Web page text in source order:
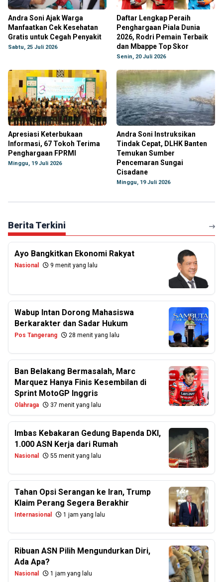
Andra Soni Ajak Warga
Manfaatkan Cek Kesehatan
Gratis untuk Cegah Penyakit
Sabtu, 25 Juli 2026
Daftar Lengkap Peraih
Penghargaan Piala Dunia
2026, Rodri Pemain Terbaik
dan Mbappe Top Skor
Senin, 20 Juli 2026
Apresiasi Keterbukaan
Informasi, 67 Tokoh Terima
Penghargaan FPRMI
Minggu, 19 Juli 2026
Andra Soni Instruksikan
Tindak Cepat, DLHK Banten
Temukan Sumber
Pencemaran Sungai
Cisadane
Minggu, 19 Juli 2026
Berita Terkini
Ayo Bangkitkan Ekonomi Rakyat
Nasional 9 menit yang lalu
Wabup Intan Dorong Mahasiswa
Berkarakter dan Sadar Hukum
Pos Tangerang 28 menit yang lalu
Ban Belakang Bermasalah, Marc
Marquez Hanya Finis Kesembilan di
Sprint MotoGP Inggris
Olahraga 37 menit yang lalu
Imbas Kebakaran Gedung Bapenda DKI,
1.000 ASN Kerja dari Rumah
Nasional 55 menit yang lalu
Tahan Opsi Serangan ke Iran, Trump
Klaim Perang Segera Berakhir
Internasional 1 jam yang lalu
Ribuan ASN Pilih Mengundurkan Diri,
Ada Apa?
Nasional 1 jam yang lalu